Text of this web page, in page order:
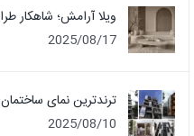
ویلا آرامش؛ شاهکار
2025/08/17
ترندترین نمای
2025/08/10